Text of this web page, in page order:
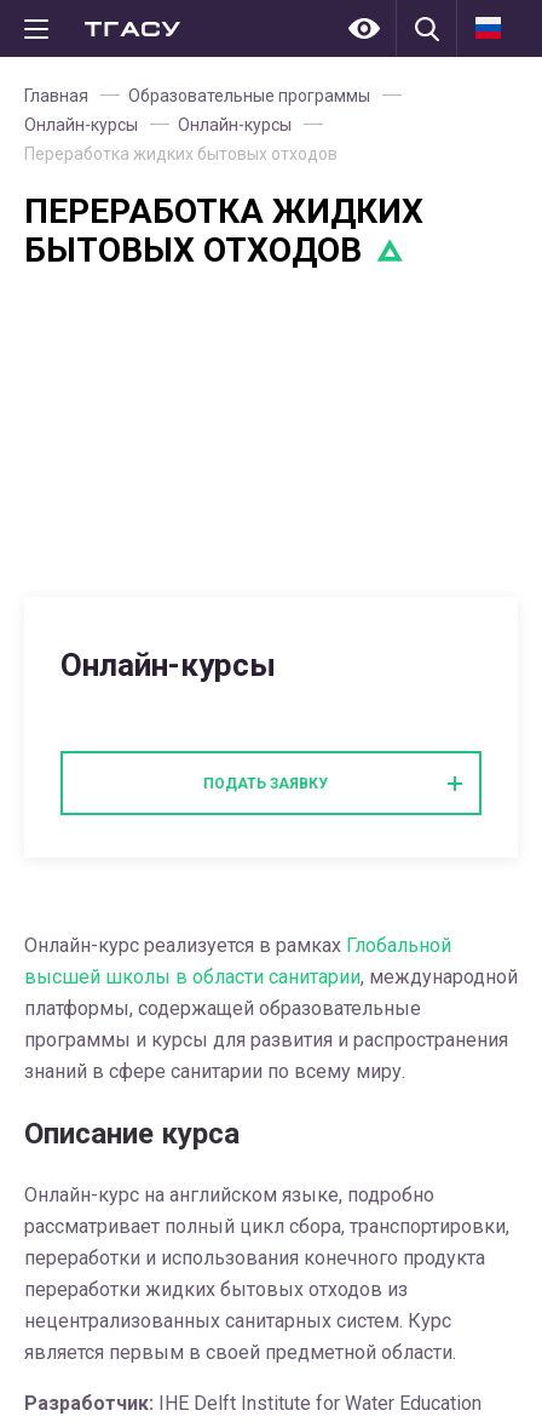
Главная
Образовательные программы
Онлайн-курсы
Онлайн-курсы
Переработка жидких бытовых отходов
ПЕРЕРАБОТКА ЖИДКИХ
БЫТОВЫХ ОТХОДОВ
Онлайн-курсы
ПОДАТЬ ЗАЯВКУ
Онлайн-курс реализуется в рамках Глобальной
высшей школы в области санитарии, международной
платформы, содержащей образовательные
программы и курсы для развития и распространения
знаний в сфере санитарии по всему миру.
Описание курса
Онлайн-курс на английском языке, подробно
рассматривает полный цикл сбора, транспортировки,
переработки и использования конечного продукта
переработки жидких бытовых отходов из
нецентрализованных санитарных систем. Курс
является первым в своей предметной области.
Разработчик: IHE Delft Institute for Water Education